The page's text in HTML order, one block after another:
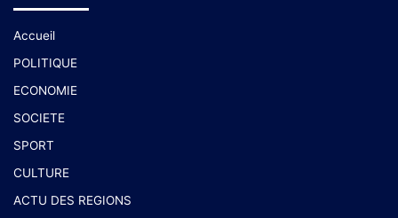
Accueil
POLITIQUE
ECONOMIE
SOCIETE
SPORT
CULTURE
ACTU DES REGIONS